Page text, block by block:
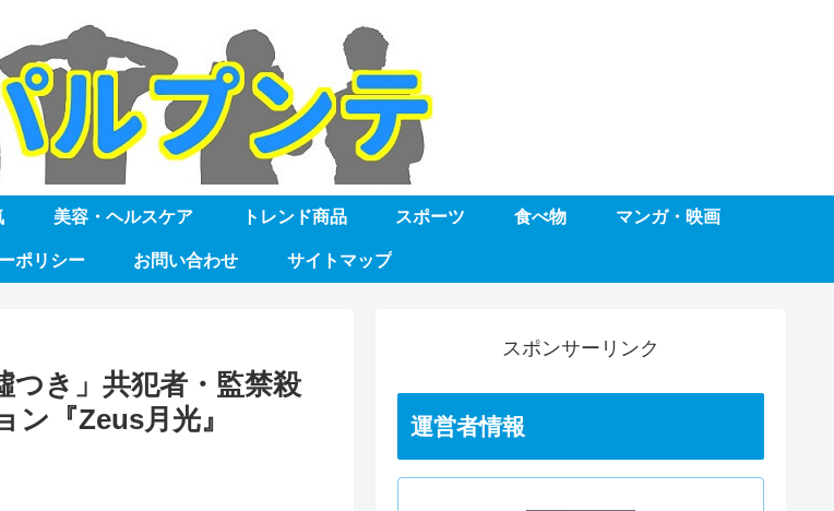
美容・ヘルスケア トレンド商品 スポーツ 食べ物 マンガ・映画
ポリシー お問い合わせ サイトマップ
つき」共犯者・監禁殺
『Zeus月光』
スポンサーリンク
運営者情報